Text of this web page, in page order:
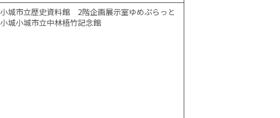
小城市立歴史資料館 2階企画展示室ゆめぷらっと
小城小城市立中林梧竹記念館